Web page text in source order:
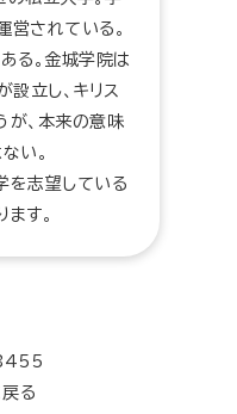
営されている。
る。金城学院は
設立し、キリス
が、本来の意味
い。
を志望している
す。
8455
る